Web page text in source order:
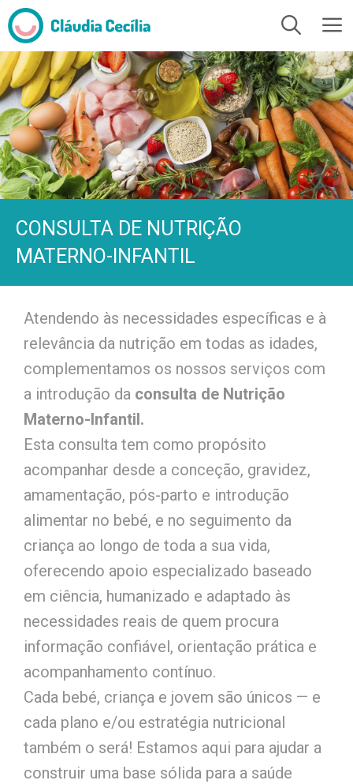
CONSULTA DE NUTRIÇÃO
MATERNO-INFANTIL
Atendendo às necessidades específicas e à
relevância da nutrição em todas as idades,
complementamos os nossos serviços com
a introdução da consulta de Nutrição
Materno-Infantil.
Esta consulta tem como propósito
acompanhar desde a conceção, gravidez,
amamentação, pós-parto e introdução
alimentar no bebé, e no seguimento da
criança ao longo de toda a sua vida,
oferecendo apoio especializado baseado
em ciência, humanizado e adaptado às
necessidades reais de quem procura
informação confiável, orientação prática e
acompanhamento contínuo.
Cada bebé, criança e jovem são únicos — e
cada plano e/ou estratégia nutricional
também o será! Estamos aqui para ajudar a
construir uma base sólida para a saúde